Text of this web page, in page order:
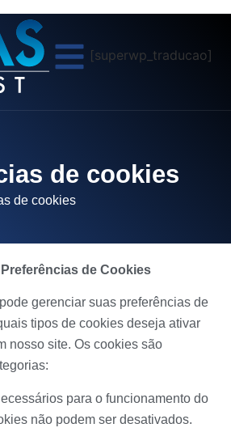
[superwp_traducao]
de cookies
de cookies
de Cookies
gerenciar suas preferências de
tipos de cookies deseja ativar
nosso site. Os cookies são
para o funcionamento do
não podem ser desativados.